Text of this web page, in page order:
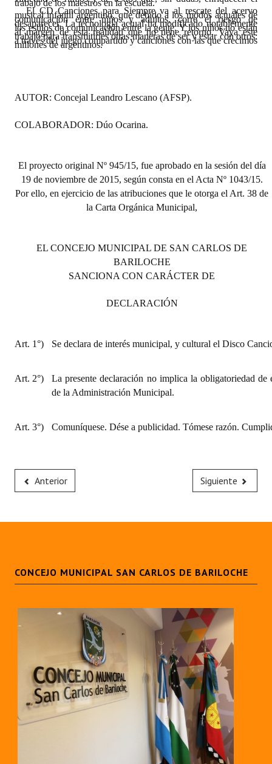
Dictámenes Asesoría Letrada
Actas de Sesión
Ejecución Presupuestaria
Actas de Audiencias Públicas
Comunicaciones
Resoluciones de Presidencia
INSTITUCIONAL
Datos Históricos
Audiencias Públicas - Registro
Periodistas Decanos - Registro
Reconocimientos - Registro
Bariloche, Municipio intercultural
Entrega de distinciones
REFORMA DE LA CARTA ORGÁNICA
trabajo de los maestros en la escuela.
El CD Canciones para Siempre va al rescate del acervo
musical infantil argentino, que debido a los modos actuales de
comunicaciónentre niños y adultos, corre el riesgo de
desaparecer. La tecnología actual ha modificado notablemente
los estilos de comunicación entre la gente. Y los niños no están
al margen de esta realidad que no tiene retorno. Vaya este
trabajo para transmitirles otras maneras de ser y estar con otros:
a través del juego compartido y canciones con las que crecimos
millones de argentinos.
AUTOR: Concejal Leandro Lescano (AFSP).
COLABORADOR: Dúo Ocarina.
El proyecto original Nº 945/15, fue aprobado en la sesión del día
19 de noviembre de 2015, según consta en el Acta Nº 1043/15.
Por ello, en ejercicio de las atribuciones que le otorga el Art. 38 de
la Carta Orgánica Municipal,
EL CONCEJO MUNICIPAL DE SAN CARLOS DE
BARILOCHE
SANCIONA CON CARÁCTER DE
DECLARACIÓN
Art. 1°) Se declara de interés municipal, y cultural el Disco
Art. 2°)
La presente declaración no implica la obligatoriedad de
de la Administración Municipal.
Art. 3°) Comuníquese. Dése a publicidad. Tómese razón.
Anterior Siguiente
CONCEJO MUNICIPAL SAN CARLOS DE BARILOCHE